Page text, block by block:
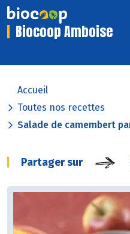
Biocoop Amboise
Accueil
Toutes nos recettes
Salade de camembert
Partager sur